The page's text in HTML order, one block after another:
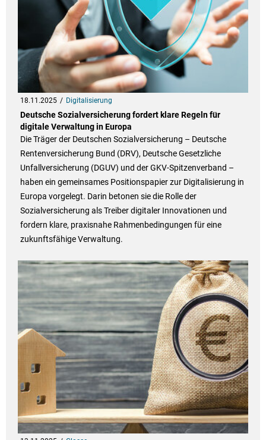
18.11.2025 Digitalisierung
Deutsche Sozialversicherung fordert klare Regeln für
digitale Verwaltung in Europa
Die Träger der Deutschen Sozialversicherung – Deutsche
Rentenversicherung Bund (DRV), Deutsche Gesetzliche
Unfallversicherung (DGUV) und der GKV-Spitzenverband –
haben ein gemeinsames Positionspapier zur Digitalisierung in
Europa vorgelegt. Darin betonen sie die Rolle der
Sozialversicherung als Treiber digitaler Innovationen und
fordern klare, praxisnahe Rahmenbedingungen für eine
zukunftsfähige Verwaltung.